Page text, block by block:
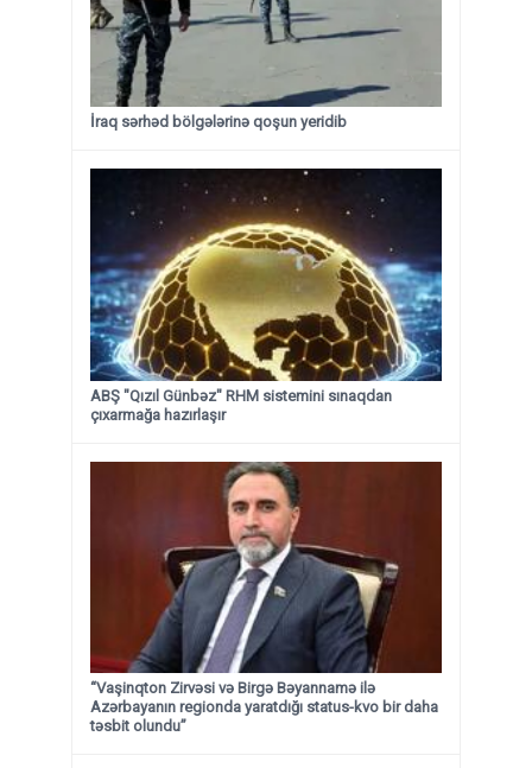
İraq sərhəd bölgələrinə qoşun yeridib
ABŞ "Qızıl Günbəz" RHM sistemini sınaqdan
çıxarmağa hazırlaşır
“Vaşinqton Zirvəsi və Birgə Bəyannamə ilə
Azərbayanın regionda yaratdığı status-kvo bir daha
təsbit olundu”